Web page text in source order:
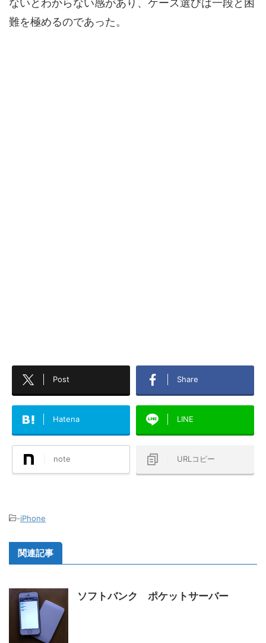
ないとわからない感があり、ケース選びは一段と困
難を極めるのであった。
Post Share
Hatena LINE
note URLコピー
-iPhone
関連記事
ソフトバンク ポケットサーバー